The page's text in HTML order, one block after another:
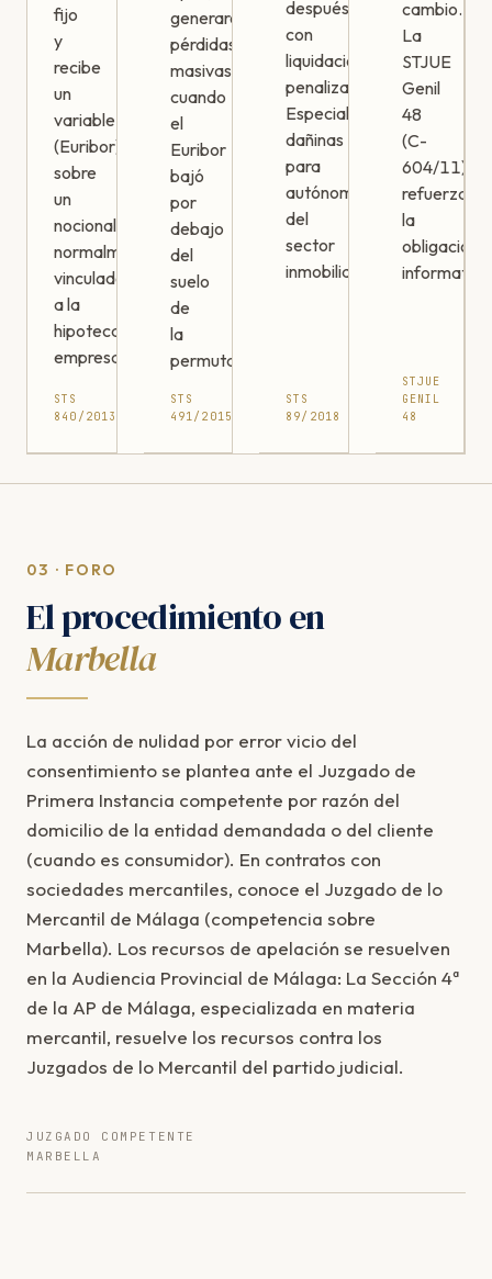
fijo
y
recibe
un
variable
(Euribor)
sobre
un
nocional,
normalmente
vinculado
a la
hipoteca
empresarial.
STS
840/2013
generaron
pérdidas
masivas
cuando
el
Euribor
bajó
por
debajo
del
suelo
de
la
permuta.
STS
491/2015
después
con
liquidaciones
penalizadoras.
Especialmente
dañinas
para
autónomos
del
sector
inmobiliario.
STS
89/2018
cambio.
La
STJUE
Genil
48
(C-
604/11)
refuerza
la
obligación
STJUE
GENIL
48
03 · FORO
El procedimiento en
Marbella
La acción de nulidad por error vicio del
consentimiento se plantea ante el Juzgado de
Primera Instancia competente por razón del
domicilio de la entidad demandada o del cliente
(cuando es consumidor). En contratos con
sociedades mercantiles, conoce el Juzgado de lo
Mercantil de Málaga (competencia sobre
Marbella). Los recursos de apelación se resuelven
en la Audiencia Provincial de Málaga: La Sección 4ª
de la AP de Málaga, especializada en materia
mercantil, resuelve los recursos contra los
Juzgados de lo Mercantil del partido judicial.
JUZGADO COMPETENTE
MARBELLA